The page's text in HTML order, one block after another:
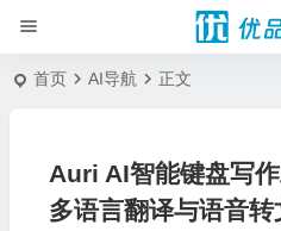
首页 AI导航 正文
Auri AI智能键盘写
多语言翻译与语音转